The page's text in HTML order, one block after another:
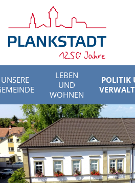
UNSERE
LEBEN
UND
WOHNEN
POLITIK